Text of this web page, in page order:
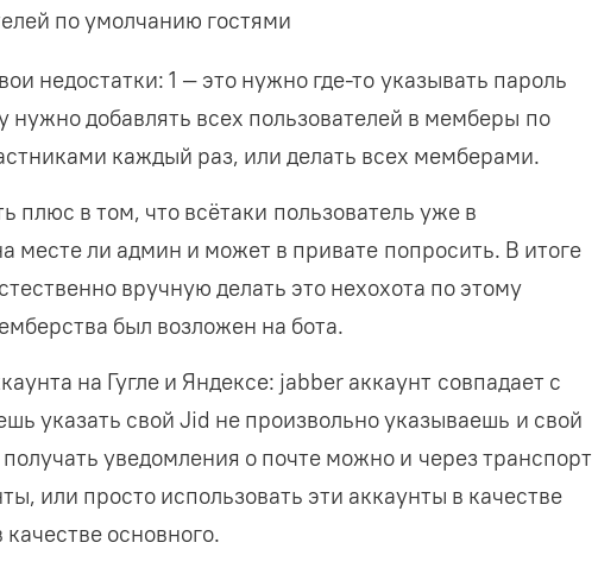
по умолчанию гостями
недостатки: 1 — это нужно где-то указывать пароль
нужно добавлять всех пользователей в мемберы по
каждый раз, или делать всех мемберами.
плюс в том, что всётаки пользователь уже в
месте ли админ и может в привате попросить. В итоге
вручную делать это нехохота по этому
был возложен на бота.
на Гугле и Яндексе: jabber аккаунт совпадает с
указать свой Jid не произвольно указываешь и свой
уведомления о почте можно и через транспорт
или просто использовать эти аккаунты в качестве
основного.